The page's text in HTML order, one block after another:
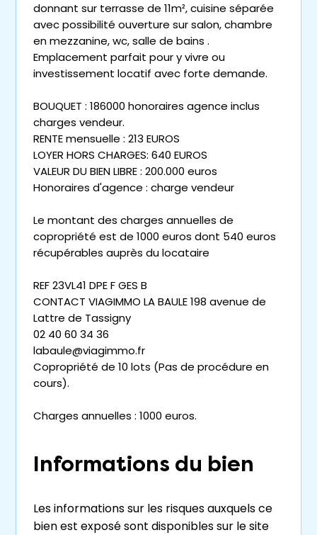
donnant sur terrasse de 11m², cuisine séparée
avec possibilité ouverture sur salon, chambre
en mezzanine, wc, salle de bains .
Emplacement parfait pour y vivre ou
investissement locatif avec forte demande.
BOUQUET : 186000 honoraires agence inclus
charges vendeur.
RENTE mensuelle : 213 EUROS
LOYER HORS CHARGES: 640 EUROS
VALEUR DU BIEN LIBRE : 200.000 euros
Honoraires d'agence : charge vendeur
Le montant des charges annuelles de
copropriété est de 1000 euros dont 540 euros
récupérables auprès du locataire
REF 23VL41 DPE F GES B
CONTACT VIAGIMMO LA BAULE 198 avenue de
Lattre de Tassigny
02 40 60 34 36
labaule@viagimmo.fr
Copropriété de 10 lots (Pas de procédure en
cours).
Charges annuelles : 1000 euros.
Informations du bien
Les informations sur les risques auxquels ce
bien est exposé sont disponibles sur le site